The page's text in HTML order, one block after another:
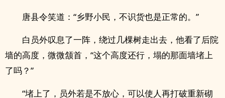
唐县令笑道：“乡野小民，不识货也是正常的。”
白员外叹息了一阵，绕过几棵树走出去，他看了后院
墙的高度，微微颔首，“这个高度还行，塌的那面墙堵上
了吗？”
“堵上了，员外若是不放心，可以使人再打破重新砌